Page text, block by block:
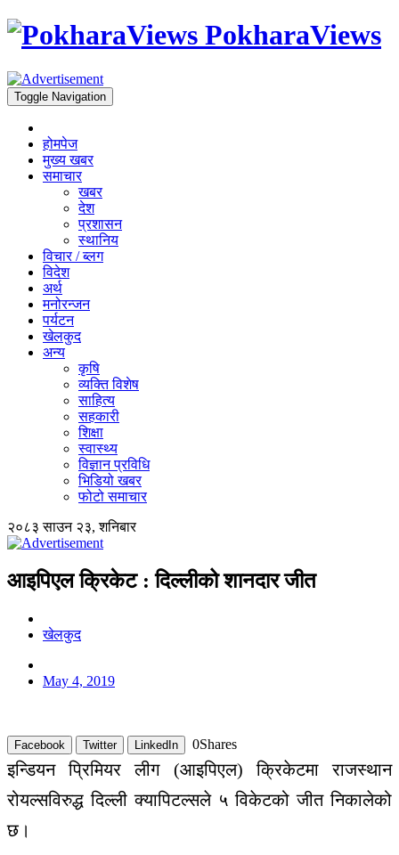
PokharaViews
Toggle Navigation
होमपेज
मुख्य खबर
समाचार
खबर
देश
प्रशासन
स्थानिय
विचार / ब्लग
विदेश
अर्थ
मनोरन्जन
पर्यटन
खेलकुद
अन्य
कृषि
व्यक्ति विशेष
साहित्य
सहकारी
शिक्षा
स्वास्थ्य
विज्ञान प्रविधि
भिडियो खबर
फोटो समाचार
२०८३ साउन २३, शनिबार
आइपिएल क्रिकेट : दिल्लीको शानदार जीत
खेलकुद
May 4, 2019
Facebook Twitter LinkedIn 0Shares
इन्डियन प्रिमियर लीग (आइपिएल) क्रिकेटमा राजस्थान
रोयल्सविरुद्ध दिल्ली क्यापिटल्सले ५ विकेटको जीत निकालेको
छ।